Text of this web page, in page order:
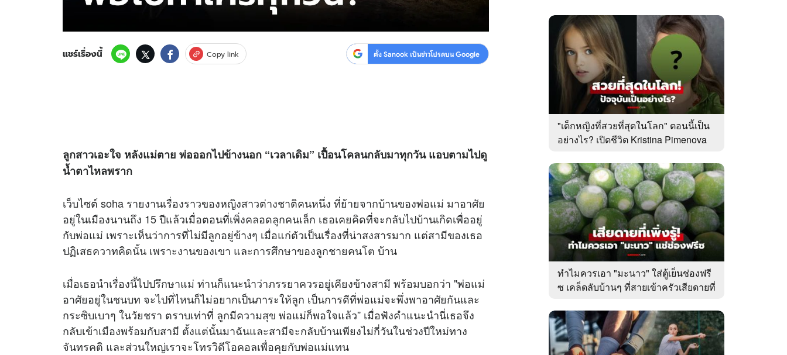
แชร์เรื่องนี้ Copy link ตั้ง Sanook เป็นข่าวโปรดบน Google
ลูกสาวเอะใจ หลังแม่ตาย พ่อออกไปข้างนอก “เวลาเดิม” เปื้อนโคลนกลับมาทุกวัน แอบตามไปดู
น้ำตาไหลพราก
เว็บไซต์ soha รายงานเรื่องราวของหญิงสาวต่างชาติคนหนึ่ง ที่ย้ายจากบ้านของพ่อแม่ มาอาศัย
อยู่ในเมืองนานถึง 15 ปีแล้วเมื่อตอนที่เพิ่งคลอดลูกคนเล็ก เธอเคยคิดที่จะกลับไปบ้านเกิดเพื่ออยู่
กับพ่อแม่ เพราะเห็นว่าการที่ไม่มีลูกอยู่ข้างๆ เมื่อแก่ตัวเป็นเรื่องที่น่าสงสารมาก แต่สามีของเธอ
ปฏิเสธควาทคิดนั้น เพราะงานของเขา และการศึกษาของลูกชายคนโต บ้าน
เมื่อเธอนำเรื่องนี้ไปปรึกษาแม่ ท่านก็แนะนำว่าภรรยาควรอยู่เคียงข้างสามี พร้อมบอกว่า "พ่อแม่
อาศัยอยู่ในชนบท จะไปที่ไหนก็ไม่อยากเป็นภาระให้ลูก เป็นการดีที่พ่อแม่จะพึ่งพาอาศัยกันและ
กระซิบเบาๆ ในวัยชรา ตราบเท่าที่ ลูกมีความสุข พ่อแม่ก็พอใจแล้ว” เมื่อฟังคำแนะนำนี่เธอจึง
กลับเข้าเมืองพร้อมกับสามี ตั้งแต่นั้นมาฉันและสามีจะกลับบ้านเพียงไม่กี่วันในช่วงปีใหม่ทาง
จันทรคติ และส่วนใหญ่เราจะโทรวิดีโอคอลเพื่อคุยกับพ่อแม่แทน
"เด็กหญิงที่สวยที่สุดในโลก" ตอนนี้เป็น
อย่างไร? เปิดชีวิต Kristina Pimenova
ทำไมควรเอา "มะนาว" ใส่ตู้เย็นช่องฟรี
ซ เคล็ดลับบ้านๆ ที่สายเข้าครัวเสียดายที่